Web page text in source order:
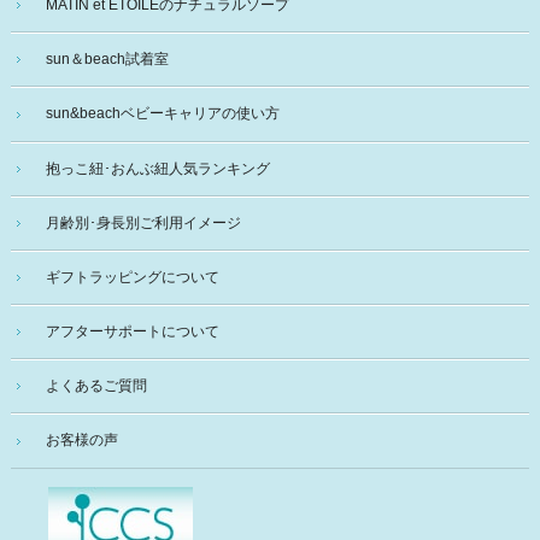
MATIN et ETOILEのナチュラルソープ
sun＆beach試着室
sun&beachベビーキャリアの使い方
抱っこ紐･おんぶ紐人気ランキング
月齢別･身長別ご利用イメージ
ギフトラッピングについて
アフターサポートについて
よくあるご質問
お客様の声